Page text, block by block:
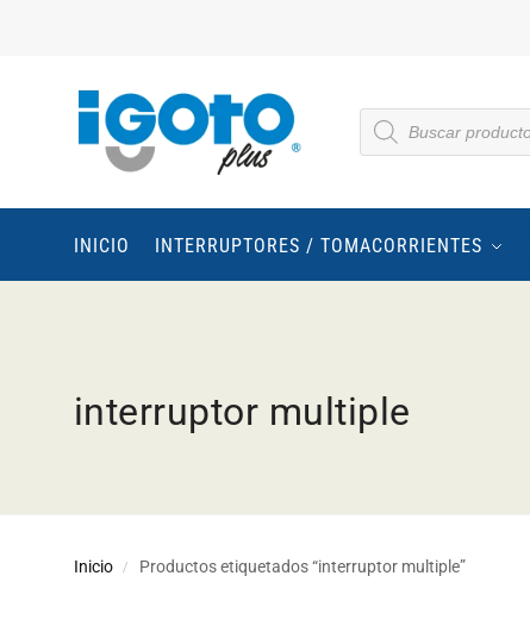
INICIO INTERRUPTORES / TOMACORRIENTES
interruptor multiple
Inicio / Productos etiquetados “interruptor multiple”